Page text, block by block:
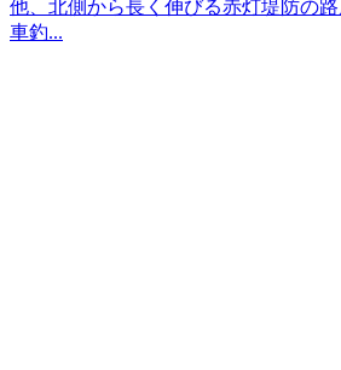
他、北側から長く伸びる赤灯堤防の路
車釣...